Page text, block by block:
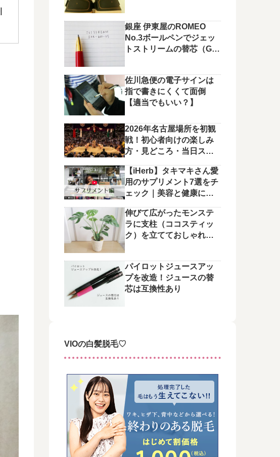
銀座 伊東屋のROMEO
No.3ボールペンでジェッ
トストリームの替芯（G2
佐川急便の電子サインは
指で書きにくくて面倒
【適当でもいい？】
2026年名古屋場所を初観
戦！初心者向けの楽しみ
方・見どころ・当日スケ
【iHerb】タキマキさん愛
用のサプリメント7選をチ
ェック｜美容と健康に役
伸びて広がったモンステ
ラに支柱（ココスティッ
ク）を立てておしゃれに
パイロットジュースアッ
プを改造！ジュースの替
芯は互換性あり
VIOの白髪脱毛♡